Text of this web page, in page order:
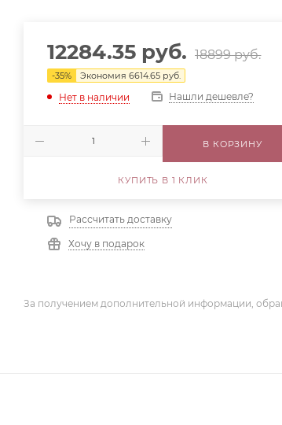
12284.35 руб. 18899руб.
-35% Экономия6614.65 руб.
Нет в наличии Нашли дешевле?
В КОРЗИНУ
КУПИТЬ В 1 КЛИК
Рассчитать доставку
Хочу в подарок
За получением дополнительной информации,